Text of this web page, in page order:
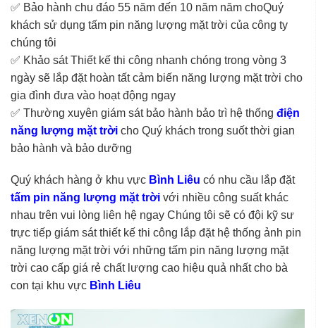
✅ Bảo hành chu đáo 55 năm đến 10 năm năm choQuý
khách sử dụng tấm pin năng lượng mặt trời của công ty
chúng tôi
✅ Khảo sát Thiết kế thi công nhanh chóng trong vòng 3
ngày sẽ lắp đặt hoàn tất cảm biến năng lượng mặt trời cho
gia đình đưa vào hoạt động ngay
✅ Thường xuyên giám sát bảo hành bảo trì hệ thống điện
năng lượng mặt trời cho Quý khách trong suốt thời gian
bảo hành và bảo dưỡng
Quý khách hàng ở khu vực Bình Liêu có nhu cầu lắp đặt
tấm pin năng lượng mặt trời với nhiều công suất khác
nhau trên vui lòng liên hệ ngay Chúng tôi sẽ có đội kỹ sư
trực tiếp giám sát thiết kế thi công lắp đặt hệ thống ảnh pin
năng lượng mặt trời với những tấm pin năng lượng mặt
trời cao cấp giá rẻ chất lượng cao hiệu quả nhất cho bà
con tại khu vực Bình Liêu